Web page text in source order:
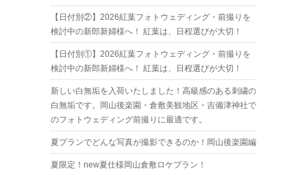
【日付別②】2026紅葉フォトウェディング・前撮りを
検討中の新郎新婦様へ！ 紅葉は、日程選びが大切！
【日付別①】2026紅葉フォトウェディング・前撮りを
検討中の新郎新婦様へ！ 紅葉は、日程選びが大切！
新しい白無垢を入荷いたしました！高級感のある刺繍の
白無垢です。岡山後楽園・倉敷美観地区・吉備津神社で
のフォトウェディング前撮りに最適です。
夏プランでどんな写真が撮影できるのか！岡山後楽園編
夏限定！new夏仕様岡山倉敷ロケプラン！